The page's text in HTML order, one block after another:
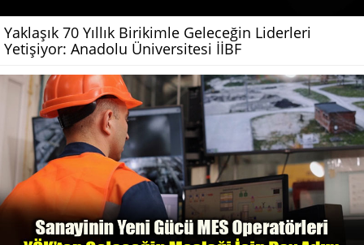
Yaklaşık 70 Yıllık Birikimle Geleceğin Liderleri
Yetişiyor: Anadolu Üniversitesi İİBF